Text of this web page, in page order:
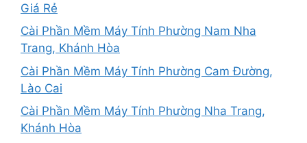
Giá Rẻ
Cài Phần Mềm Máy Tính Phường Nam Nha
Trang, Khánh Hòa
Cài Phần Mềm Máy Tính Phường Cam Đường,
Lào Cai
Cài Phần Mềm Máy Tính Phường Nha Trang,
Khánh Hòa